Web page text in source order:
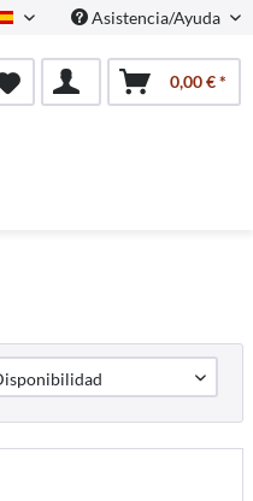
Spanisch Asistencia/Ayuda
0,00 € *